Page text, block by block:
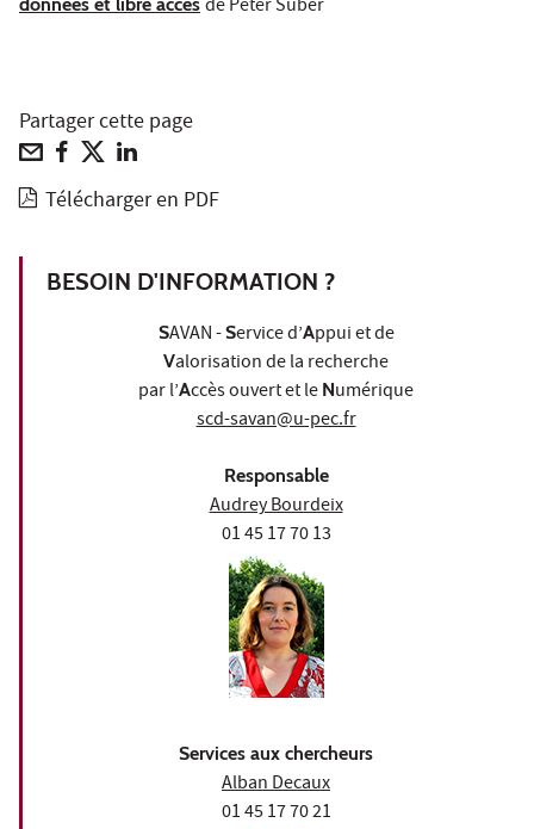
de Peter Suber
Partager cette page
Télécharger en PDF
BESOIN D'INFORMATION ?
SAVAN -Service d’Appui et de
Valorisation de la recherche
par l’Accès ouvert et le Numérique
scd-savan@u-pec.fr
Responsable
Audrey Bourdeix
01 45 17 70 13
Services aux chercheurs
Alban Decaux
01 45 17 70 21